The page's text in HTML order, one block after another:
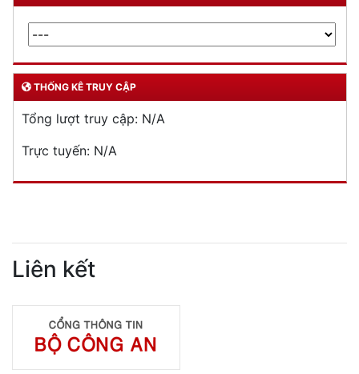
THỐNG KÊ TRUY CẬP
Tổng lượt truy cập: N/A
Trực tuyến: N/A
Liên kết